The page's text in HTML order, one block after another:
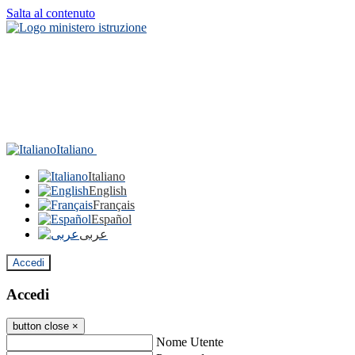
Salta al contenuto
Italiano
Italiano
English
Français
Español
عربى
Accedi
Accedi
button close ×
Nome Utente